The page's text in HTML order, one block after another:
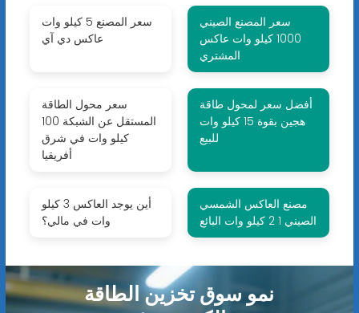
سعر المصنع 5 كيلو وات
عاكس دي آي
سعر المصنع الصيني
1000 كيلو وات عاكس
المشتري
سعر محول الطاقة
المستقل عن الشبكة 100
كيلو وات في شرق
أفريقيا
أفضل سعر لمحول طاقة
هجين بقوة 15 كيلو وات
للبيع
أين يوجد العاكس 3 كيلو
وات في مالي؟
مصنع العاكس الشمسي
الصيني 1 2 كيلو وات البائع
نمو سوق تخزين الطاقة